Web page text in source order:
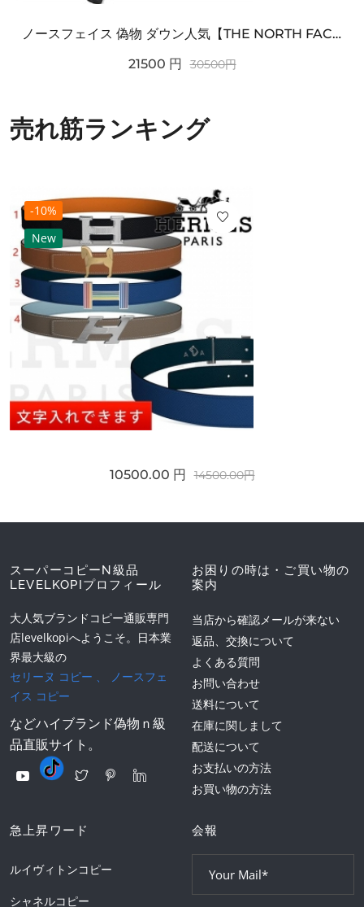
ノースフェイス 偽物 ダウン人気【THE NORTH FACE】M'S 7 SUMMIT HIM...
21500 円 30500円
売れ筋ランキング
-10%
New
10500.00 円 14500.00円
スーパーコピーN級品
LEVELKOPIプロフィール
大人気ブランドコピー通販専門
店levelkopiへようこそ。日本業
界最大級の
セリーヌ コピー 、
ノースフェ
イス コピー
などハイブランド偽物ｎ級
品直販サイト。
お困りの時は・ご買い物の
案内
当店から確認メールが来ない
返品、交換について
よくある質問
お問い合わせ
送料について
在庫に関しまして
配送について
お支払いの方法
お買い物の方法
急上昇ワード
ルイヴィトンコピー
シャネルコピー
会報